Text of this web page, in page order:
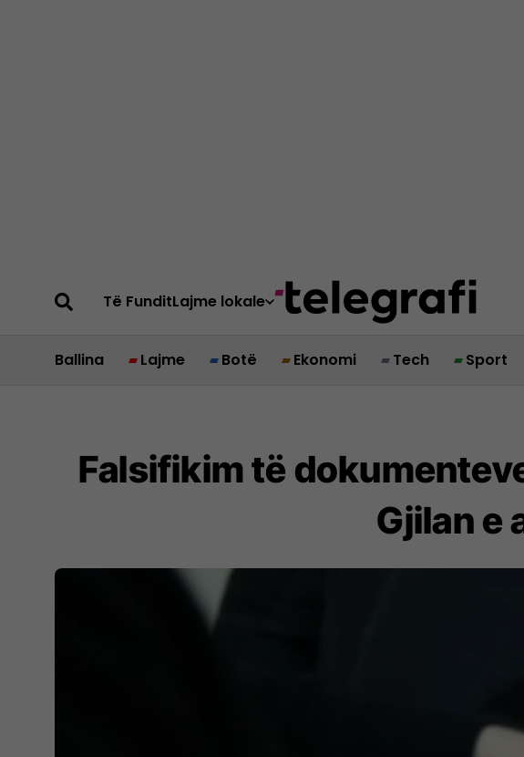
Të FunditLajme lokale
Ballina Lajme Botë Ekonomi Tech Sport
Falsifikim të
Gjilan e